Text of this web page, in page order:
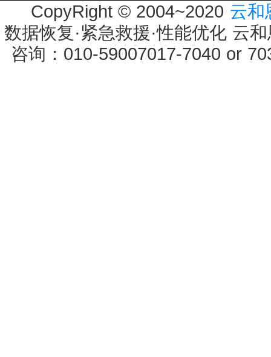
CopyRight © 2004~2020 云和
数据恢复·紧急救援·性能优化 云
咨询：010-59007017-7040 or